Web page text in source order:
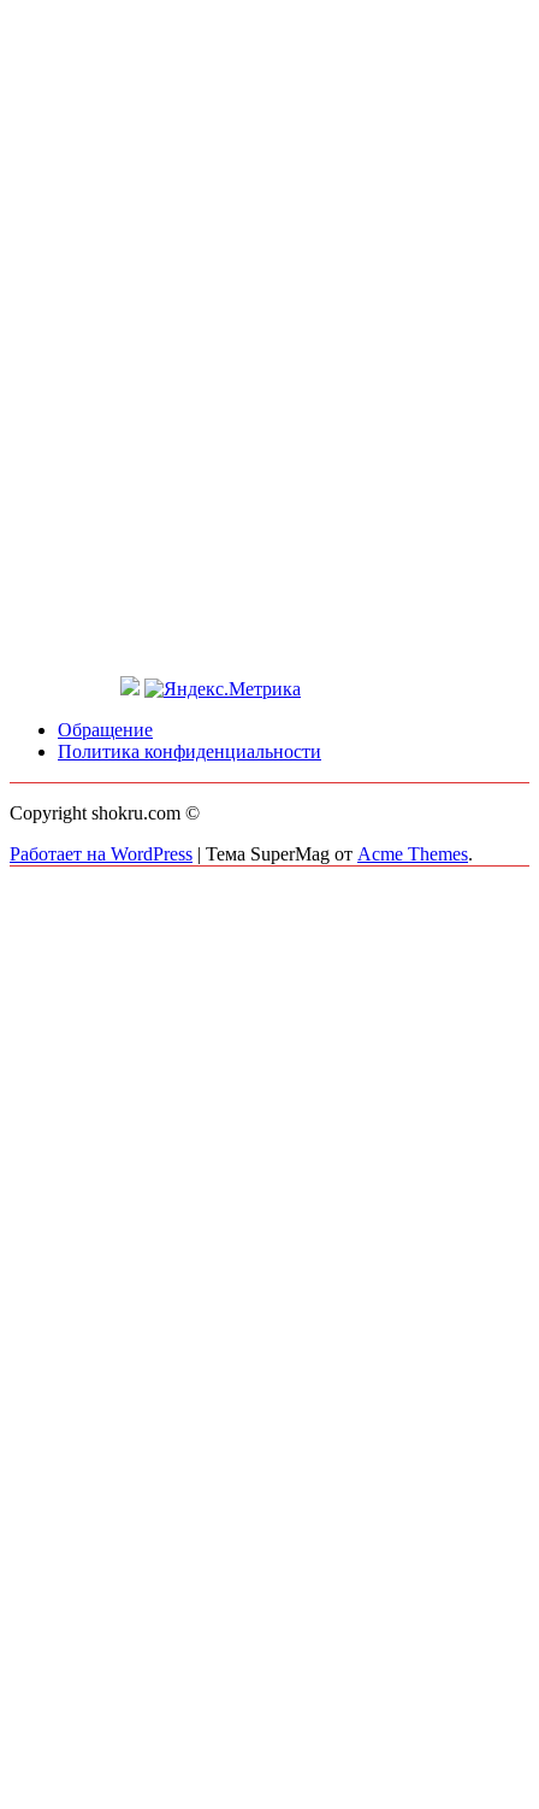
Обращение
Политика конфиденциальности
Copyright shokru.com ©
Работает на WordPress | Тема SuperMag от Acme Themes.